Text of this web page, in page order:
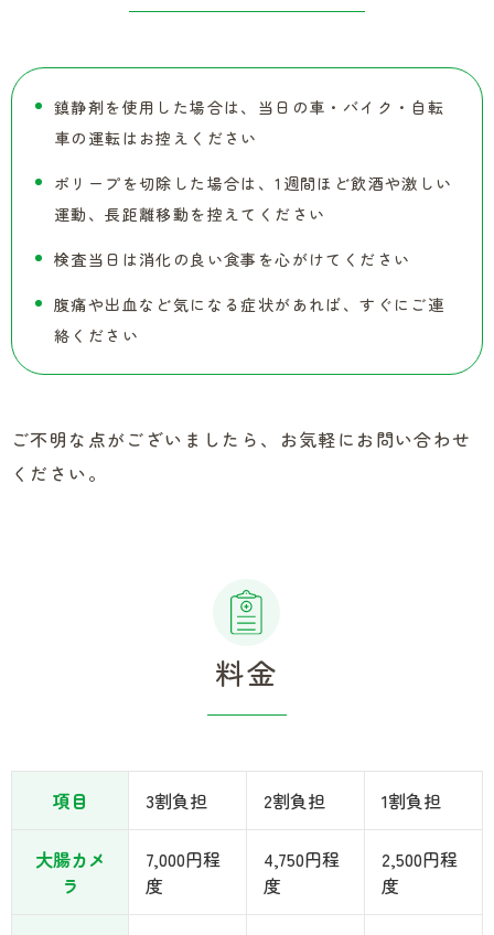
鎮静剤を使用した場合は、当日の車・バイク・自転
車の運転はお控えください
ポリープを切除した場合は、1週間ほど飲酒や激しい
運動、長距離移動を控えてください
検査当日は消化の良い食事を心がけてください
腹痛や出血など気になる症状があれば、すぐにご連
絡ください
ご不明な点がございましたら、お気軽にお問い合わせ
ください。
料金
項目 3割負担 2割負担 1割負担
大腸カメ
ラ
7,000円程
度
4,750円程
度
2,500円程
度